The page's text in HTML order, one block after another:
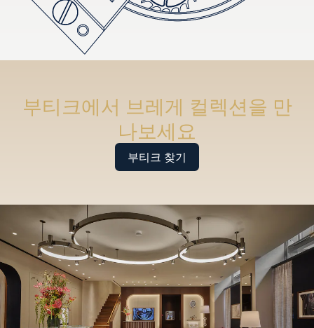
부티크에서 브레게 컬렉션을 만
나보세요
부티크 찾기